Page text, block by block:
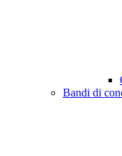
Bandi di